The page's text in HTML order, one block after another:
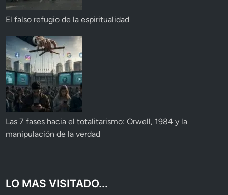
El falso refugio de la espiritualidad
Las 7 fases hacia el totalitarismo: Orwell, 1984 y la
manipulación de la verdad
LO MAS VISITADO...